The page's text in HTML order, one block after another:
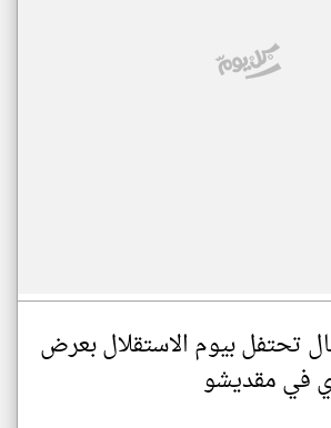
تحتفل بيوم الاستقلال بعرض
في مقديشو